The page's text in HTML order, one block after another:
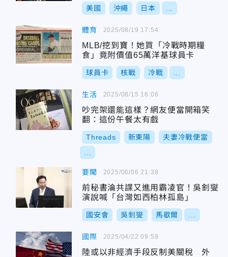
美國 沖繩 日本
體育
MLB/挖到寶！她買「冷戰時期糧
食」竟附價值65萬洋基球員卡
球員卡 核戰 冷戰
2025/08/19 17:54
生活
吵完架還能這樣？網友便當開箱笑
翻：這份午餐太有戲
Threads 新東陽 夫妻冷戰便當
2025/08/15 16:06
要聞
前秘書淪共諜又進用霸凌官！吳釗燮
演說喊「台灣如西柏林孤島」
國安會 吳釗燮 馬歇爾
2025/06/06 21:38
國際
陸或以非經濟手段反制美關稅 外
2025/04/22 09:59